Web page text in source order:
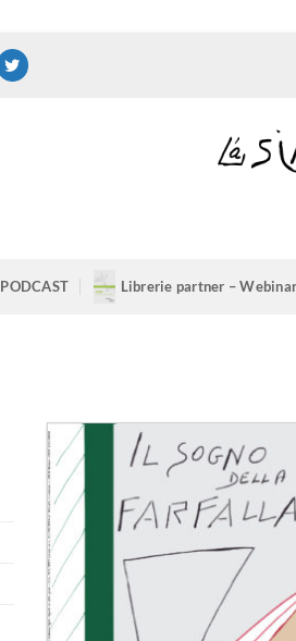
PODCAST Librerie partner –
Aggiungi
alla lista
dei
desideri